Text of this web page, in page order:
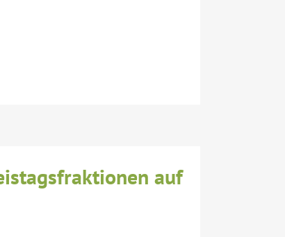
auf